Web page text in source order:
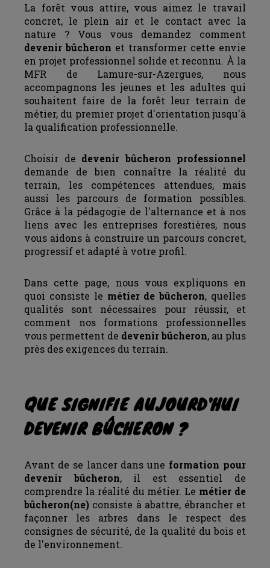
La forêt vous attire, vous aimez le travail
concret, le plein air et le contact avec la
nature ? Vous vous demandez comment
devenir bûcheron et transformer cette envie
en projet professionnel solide et reconnu. À la
MFR de Lamure-sur-Azergues, nous
accompagnons les jeunes et les adultes qui
souhaitent faire de la forêt leur terrain de
métier, du premier projet d'orientation jusqu'à
la qualification professionnelle.
Choisir de devenir bûcheron professionnel
demande de bien connaître la réalité du
terrain, les compétences attendues, mais
aussi les parcours de formation possibles.
Grâce à la pédagogie de l'alternance et à nos
liens avec les entreprises forestières, nous
vous aidons à construire un parcours concret,
progressif et adapté à votre profil.
Dans cette page, nous vous expliquons en
quoi consiste le métier de bûcheron, quelles
qualités sont nécessaires pour réussir, et
comment nos formations professionnelles
vous permettent de devenir bûcheron, au plus
près des exigences du terrain.
QUE SIGNIFIE AUJOURD'HUI
DEVENIR BÛCHERON ?
Avant de se lancer dans une formation pour
devenir bûcheron, il est essentiel de
comprendre la réalité du métier. Le métier de
bûcheron(ne) consiste à abattre, ébrancher et
façonner les arbres dans le respect des
consignes de sécurité, de la qualité du bois et
de l'environnement.